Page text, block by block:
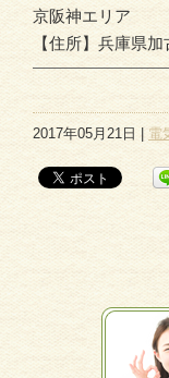
京阪神エリア
【住所】兵庫県
2017年05月21日 | 電